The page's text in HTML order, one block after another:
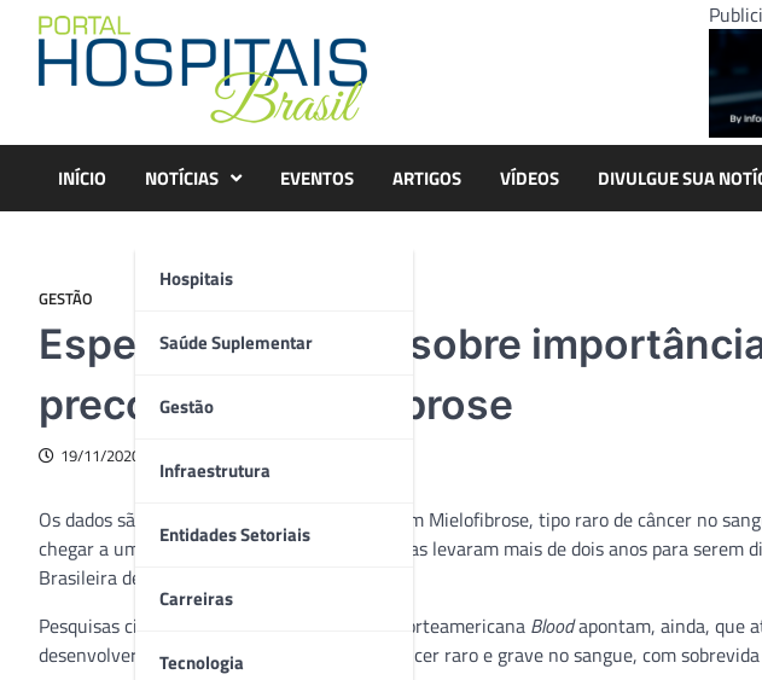
content
INÍCIO NOTÍCIAS
Hospitais
Saúde Suplementar
Gestão
Infraestrutura
Entidades Setoriais
Carreiras
Tecnologia
EVENTOS ARTIGOS VÍDEOS DIVULGUE SUA
GESTÃO
Especialista alerta sobre
precoce da Mielofibrose
19/11/2020
Os dados são alarmantes: 67% das pessoas com Mielofibrose, tipo raro de câncer no
chegar a um diagnóstico conclusivo e 32% delas levaram mais de dois anos para serem
Brasileira de Linfoma e Leucemia (Abrale)
Pesquisas científicas publicadas na Revista norteamericana Bloodapontam, ainda, que
desenvolver leucemia mieloide aguda, um câncer raro e grave no sangue, com